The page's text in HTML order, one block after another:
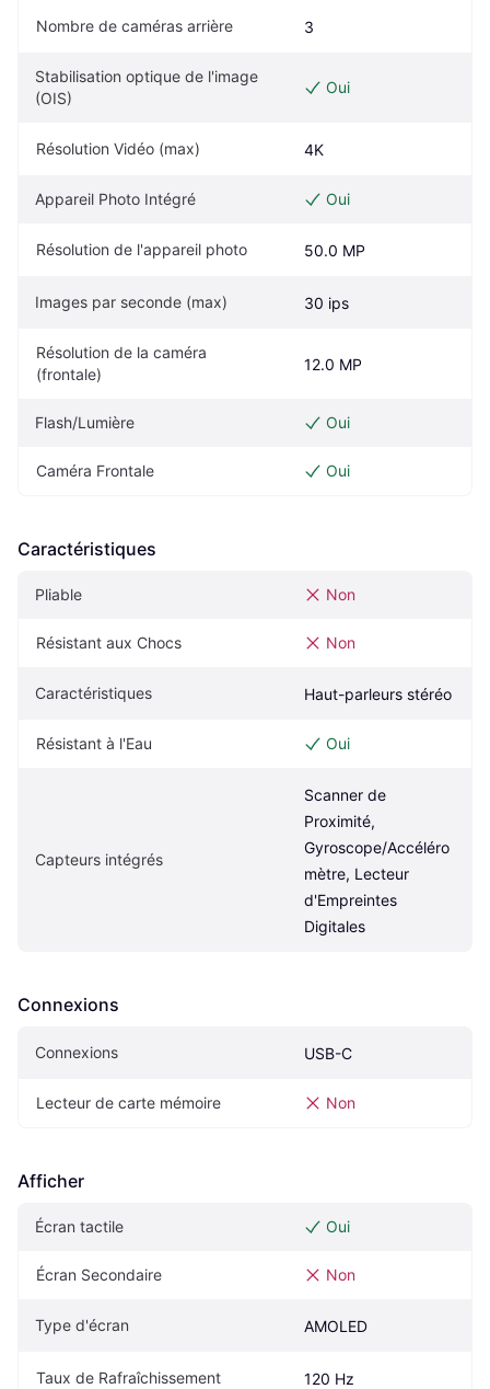
Nombre de caméras arrière 3
Stabilisation optique de l'image
(OIS)
Oui
Résolution Vidéo (max) 4K
Appareil Photo Intégré Oui
Résolution de l'appareil photo 50.0 MP
Images par seconde (max) 30 ips
Résolution de la caméra
(frontale)
12.0 MP
Flash/Lumière Oui
Caméra Frontale Oui
Caractéristiques
Pliable Non
Résistant aux Chocs Non
Caractéristiques Haut-parleurs stéréo
Résistant à l'Eau Oui
Capteurs intégrés
Scanner de
Proximité,
Gyroscope/Accéléro
mètre, Lecteur
d'Empreintes
Digitales
Connexions
Connexions USB-C
Lecteur de carte mémoire Non
Afficher
Écran tactile Oui
Écran Secondaire Non
Type d'écran AMOLED
Taux de Rafraîchissement 120 Hz